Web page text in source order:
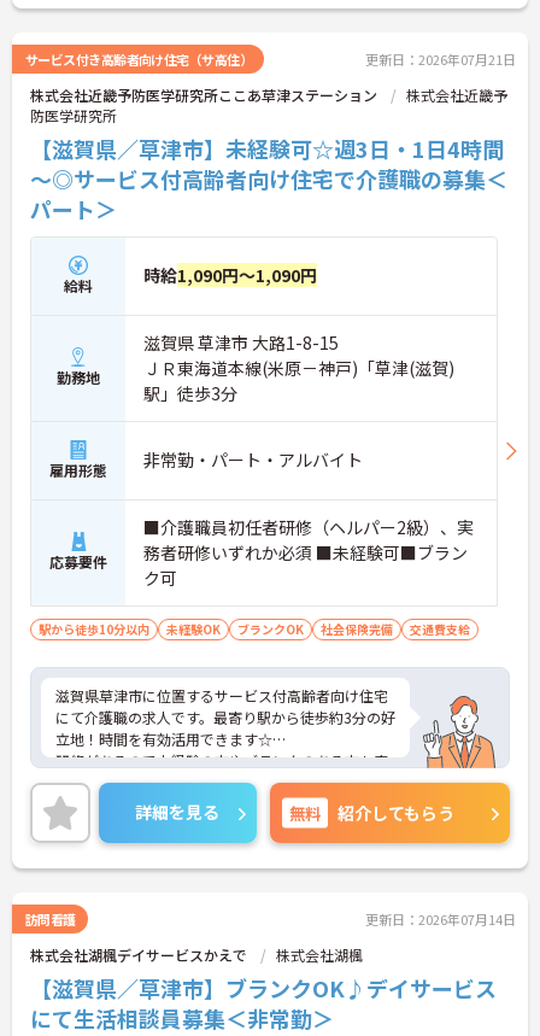
サービス付き高齢者向け住宅（サ高住） 更新日：2026年07月21日
株式会社近畿予防医学研究所ここあ草津ステーション
株式会社近畿予
防医学研究所
【滋賀県／草津市】未経験可☆週3日・1日4時間
～◎サービス付高齢者向け住宅で介護職の募集＜
パート＞
給料 時給1,090円～1,090円
勤務地
滋賀県 草津市 大路1-8-15
ＪＲ東海道本線(米原－神戸)「草津(滋賀)
駅」徒歩3分
雇用形態 非常勤・パート・アルバイト
応募要件
■介護職員初任者研修（ヘルパー2級）、実
務者研修いずれか必須 ■未経験可■ブラン
ク可
駅から徒歩10分以内 未経験OK ブランクOK 社会保険完備 交通費支給
滋賀県草津市に位置するサービス付高齢者向け住宅
にて介護職の求人です。最寄り駅から徒歩約3分の好
立地！時間を有効活用できます☆
研修があるので未経験の方やブランクのある方も安
心！週3日～、1日4時間からの勤務ですので、隙間
時間に働きたい方にもぴったりです。
ご興味のある方には、面接対策ポイントなど、さら
に詳細をご案内しますのでお気軽にご相談くださ
い！
詳細を見る 無料 紹介してもらう
訪問看護 更新日：2026年07月14日
株式会社湖楓デイサービスかえで 株式会社湖楓
【滋賀県／草津市】ブランクOK♪デイサービス
にて生活相談員募集＜非常勤＞